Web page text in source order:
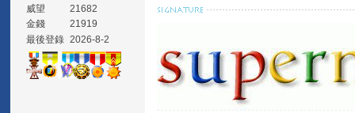
威望
21682
金錢
21919
最後登錄 2026-8-2